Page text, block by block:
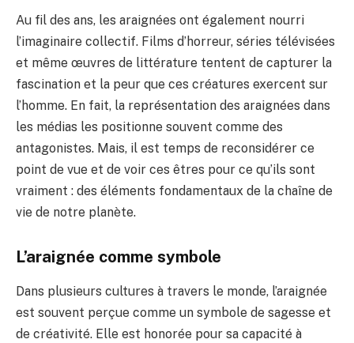
Au fil des ans, les araignées ont également nourri
l’imaginaire collectif. Films d’horreur, séries télévisées
et même œuvres de littérature tentent de capturer la
fascination et la peur que ces créatures exercent sur
l’homme. En fait, la représentation des araignées dans
les médias les positionne souvent comme des
antagonistes. Mais, il est temps de reconsidérer ce
point de vue et de voir ces êtres pour ce qu’ils sont
vraiment : des éléments fondamentaux de la chaîne de
vie de notre planète.
L’araignée comme symbole
Dans plusieurs cultures à travers le monde, l’araignée
est souvent perçue comme un symbole de sagesse et
de créativité. Elle est honorée pour sa capacité à